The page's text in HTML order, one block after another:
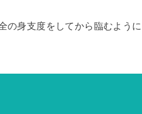
の身支度をしてから臨むように